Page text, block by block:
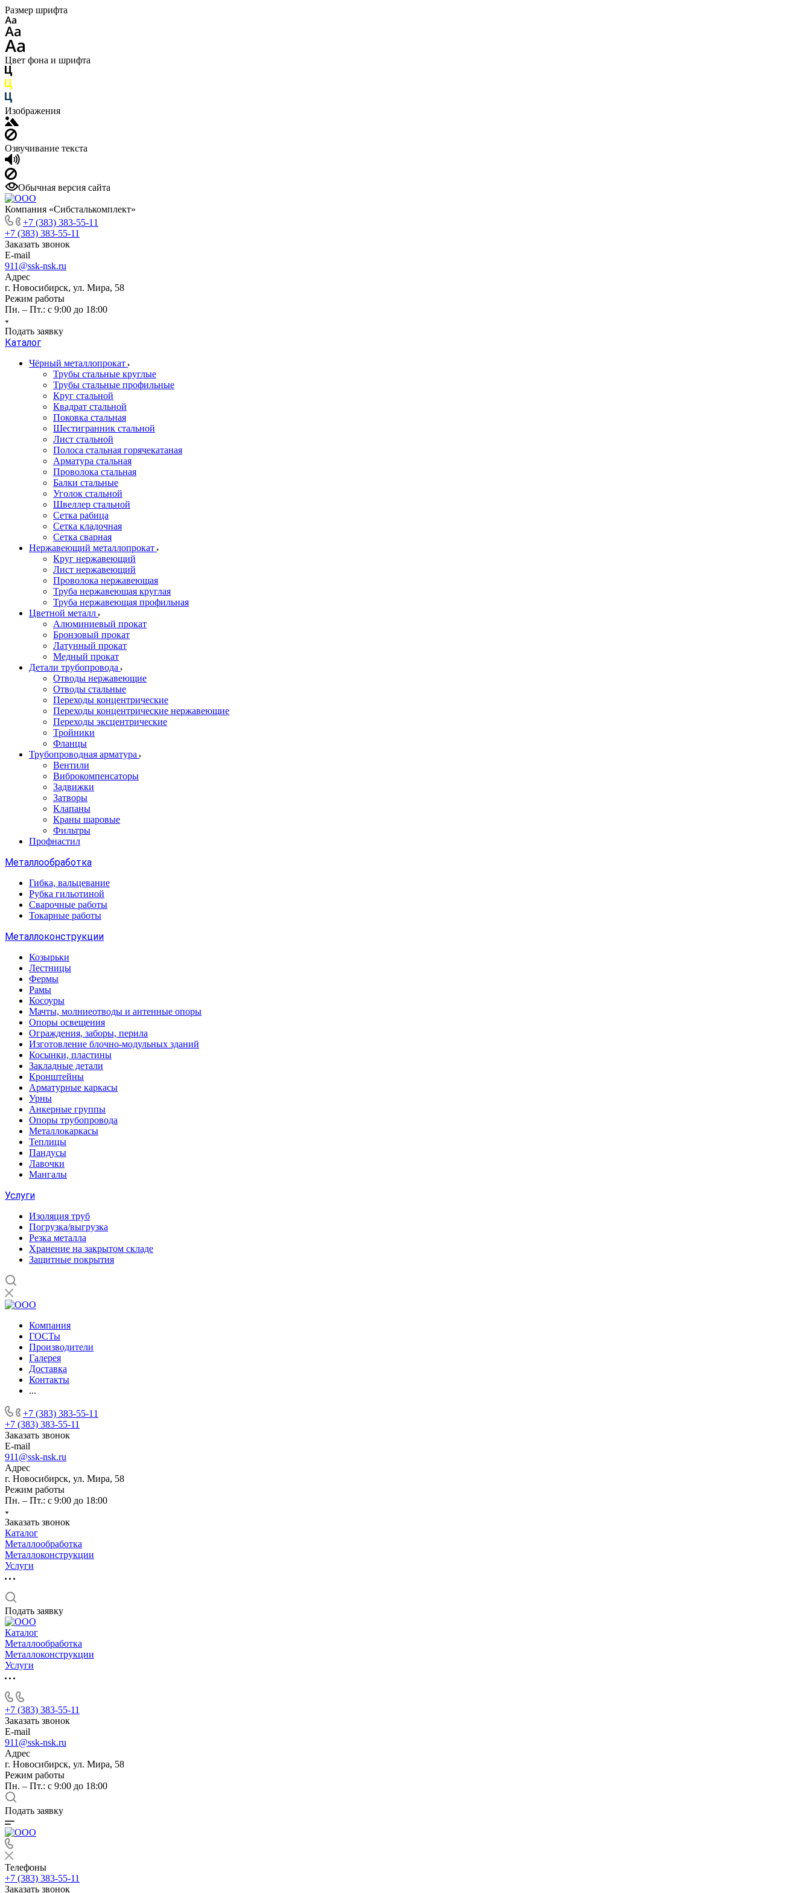
Размер шрифта
Цвет фона и шрифта
Изображения
Озвучивание текста
Обычная версия сайта
Компания «Сибсталькомплект»
+7 (383) 383-55-11
+7 (383) 383-55-11
Заказать звонок
E-mail
911@ssk-nsk.ru
Адрес
г. Новосибирск, ул. Мира, 58
Режим работы
Пн. – Пт.: с 9:00 до 18:00
Подать заявку
Каталог
Чёрный металлопрокат
Трубы стальные круглые
Трубы стальные профильные
Круг стальной
Квадрат стальной
Поковка стальная
Шестигранник стальной
Лист стальной
Полоса стальная горячекатаная
Арматура стальная
Проволока стальная
Балки стальные
Уголок стальной
Швеллер стальной
Сетка рабица
Сетка кладочная
Сетка сварная
Нержавеющий металлопрокат
Круг нержавеющий
Лист нержавеющий
Проволока нержавеющая
Труба нержавеющая круглая
Труба нержавеющая профильная
Цветной металл
Алюминиевый прокат
Бронзовый прокат
Латунный прокат
Медный прокат
Детали трубопровода
Отводы нержавеющие
Отводы стальные
Переходы концентрические
Переходы концентрические нержавеющие
Переходы эксцентрические
Тройники
Фланцы
Трубопроводная арматура
Вентили
Виброкомпенсаторы
Задвижки
Затворы
Клапаны
Краны шаровые
Фильтры
Профнастил
Металлообработка
Гибка, вальцевание
Рубка гильотиной
Сварочные работы
Токарные работы
Металлоконструкции
Козырьки
Лестницы
Фермы
Рамы
Косоуры
Мачты, молниеотводы и антенные опоры
Опоры освещения
Ограждения, заборы, перила
Изготовление блочно-модульных зданий
Косынки, пластины
Закладные детали
Кронштейны
Арматурные каркасы
Урны
Анкерные группы
Опоры трубопровода
Металлокаркасы
Теплицы
Пандусы
Лавочки
Мангалы
Услуги
Изоляция труб
Погрузка/выгрузка
Резка металла
Хранение на закрытом складе
Защитные покрытия
Компания
ГОСТы
Производители
Галерея
Доставка
Контакты
...
+7 (383) 383-55-11
+7 (383) 383-55-11
Заказать звонок
E-mail
911@ssk-nsk.ru
Адрес
г. Новосибирск, ул. Мира, 58
Режим работы
Пн. – Пт.: с 9:00 до 18:00
Заказать звонок
Каталог
Металлообработка
Металлоконструкции
Услуги
Подать заявку
Каталог
Металлообработка
Металлоконструкции
Услуги
+7 (383) 383-55-11
Заказать звонок
E-mail
911@ssk-nsk.ru
Адрес
г. Новосибирск, ул. Мира, 58
Режим работы
Пн. – Пт.: с 9:00 до 18:00
Подать заявку
Телефоны
+7 (383) 383-55-11
Заказать звонок